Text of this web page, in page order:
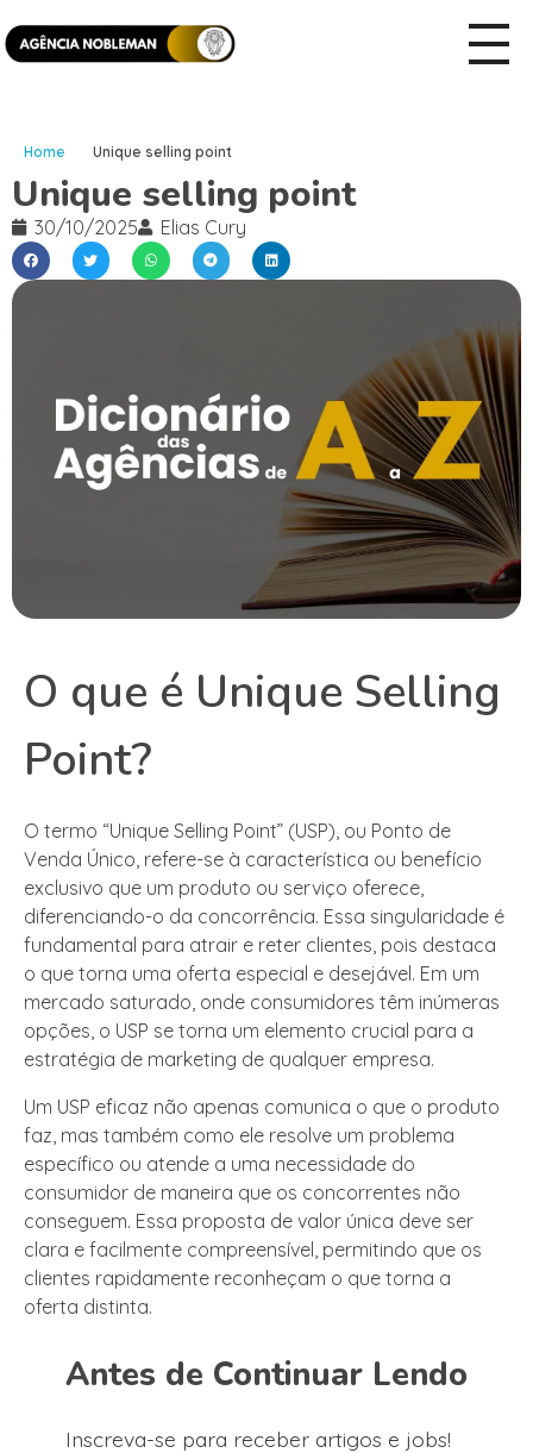
Home Unique selling point
Unique selling point
30/10/2025 Elias Cury
O que é Unique Selling
Point?
O termo “Unique Selling Point” (USP), ou Ponto de
Venda Único, refere-se à característica ou benefício
exclusivo que um produto ou serviço oferece,
diferenciando-o da concorrência. Essa singularidade é
fundamental para atrair e reter clientes, pois destaca
o que torna uma oferta especial e desejável. Em um
mercado saturado, onde consumidores têm inúmeras
opções, o USP se torna um elemento crucial para a
estratégia de marketing de qualquer empresa.
Um USP eficaz não apenas comunica o que o produto
faz, mas também como ele resolve um problema
específico ou atende a uma necessidade do
consumidor de maneira que os concorrentes não
conseguem. Essa proposta de valor única deve ser
clara e facilmente compreensível, permitindo que os
clientes rapidamente reconheçam o que torna a
oferta distinta.
Antes de Continuar Lendo
Inscreva-se para receber artigos e jobs!